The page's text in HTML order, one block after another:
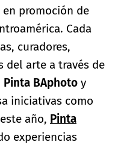
promoción de
Cada
curadores,
del arte a través de
Pinta BAphoto y
iniciativas como
año, Pinta
experiencias